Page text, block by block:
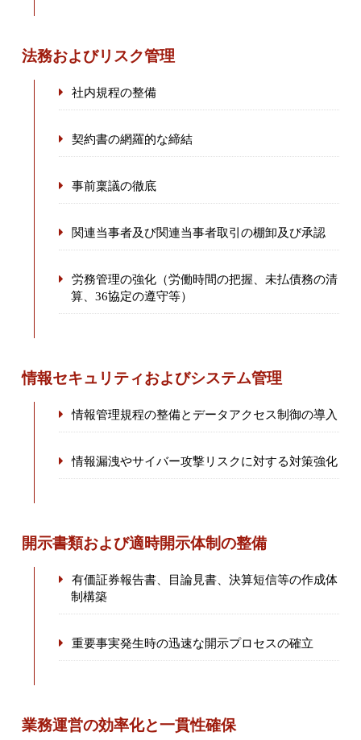
法務およびリスク管理
社内規程の整備
契約書の網羅的な締結
事前稟議の徹底
関連当事者及び関連当事者取引の棚卸及び承認
労務管理の強化（労働時間の把握、未払債務の清
算、36協定の遵守等）
情報セキュリティおよびシステム管理
情報管理規程の整備とデータアクセス制御の導入
情報漏洩やサイバー攻撃リスクに対する対策強化
開示書類および適時開示体制の整備
有価証券報告書、目論見書、決算短信等の作成体
制構築
重要事実発生時の迅速な開示プロセスの確立
業務運営の効率化と一貫性確保